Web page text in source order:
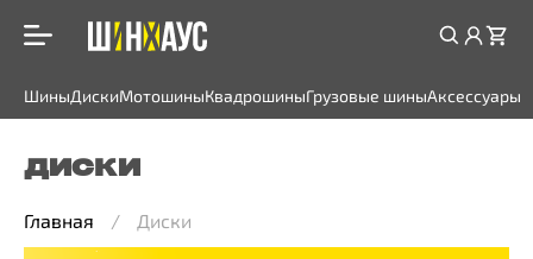
ШиныДискиМотошиныКвадрошиныГрузовые шиныАксессуары
ДИСКИ
Главная Диски